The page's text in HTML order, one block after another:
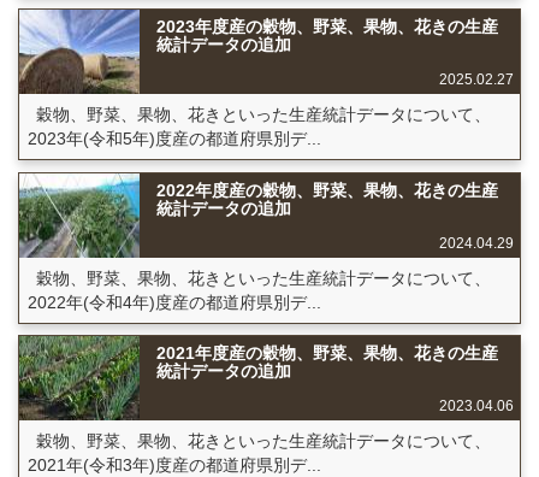
2023年度産の穀物、野菜、果物、花きの生産
統計データの追加
2025.02.27
穀物、野菜、果物、花きといった生産統計データについて、
2023年(令和5年)度産の都道府県別デ...
2022年度産の穀物、野菜、果物、花きの生産
統計データの追加
2024.04.29
穀物、野菜、果物、花きといった生産統計データについて、
2022年(令和4年)度産の都道府県別デ...
2021年度産の穀物、野菜、果物、花きの生産
統計データの追加
2023.04.06
穀物、野菜、果物、花きといった生産統計データについて、
2021年(令和3年)度産の都道府県別デ...